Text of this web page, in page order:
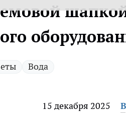
Вода
15 декабря 2025